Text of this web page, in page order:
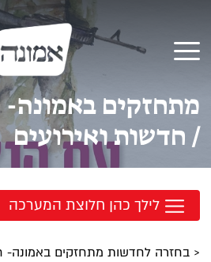
לתוכן
מתחזקים באמונה-
/ חדשות ואירועים
לילך כהן חלוצת המערכה
< בחזרה לחדשות מתחזקים באמונה-